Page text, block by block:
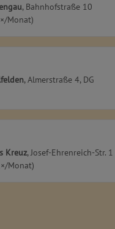
, Bahnhofstraße 10
Monat)
, Almerstraße 4, DG
Kreuz, Josef-Ehrenreich-Str. 1
Monat)